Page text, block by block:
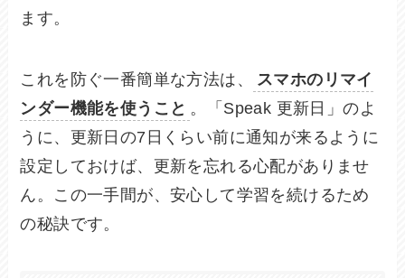
ます。
これを防ぐ一番簡単な方法は、
スマホのリマイ
ンダー機能を使うこと 。「Speak 更新日」のよ
うに、更新日の7日くらい前に通知が来るように
設定しておけば、更新を忘れる心配がありませ
ん。この一手間が、安心して学習を続けるため
の秘訣です。